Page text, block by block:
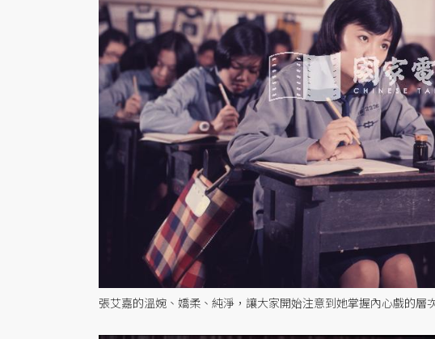
張艾嘉的溫婉、嬌柔、純淨，讓大家開始注意到她掌握內心戲的層